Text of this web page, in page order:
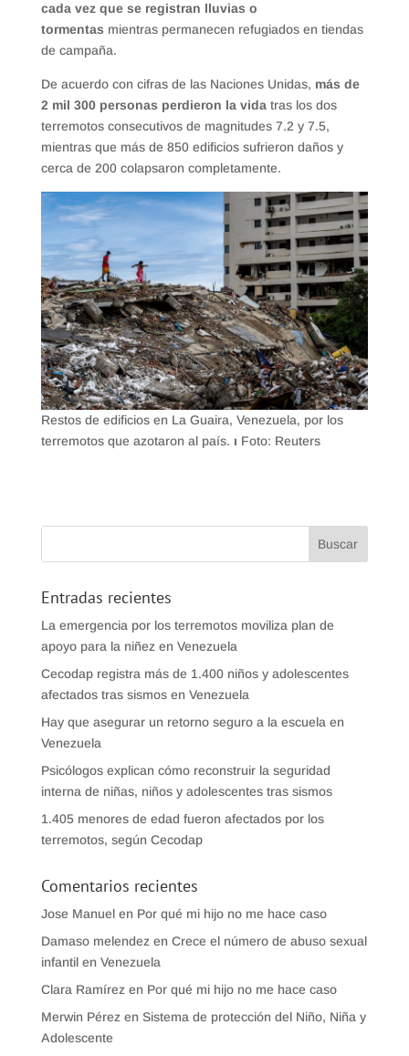
cada vez que se registran lluvias o
tormentas mientras permanecen refugiados en tiendas
de campaña.
De acuerdo con cifras de las Naciones Unidas, más de
2 mil 300 personas perdieron la vida tras los dos
terremotos consecutivos de magnitudes 7.2 y 7.5,
mientras que más de 850 edificios sufrieron daños y
cerca de 200 colapsaron completamente.
Restos de edificios en La Guaira, Venezuela, por los
terremotos que azotaron al país. ı Foto: Reuters
Entradas recientes
La emergencia por los terremotos moviliza plan de
apoyo para la niñez en Venezuela
Cecodap registra más de 1.400 niños y adolescentes
afectados tras sismos en Venezuela
Hay que asegurar un retorno seguro a la escuela en
Venezuela
Psicólogos explican cómo reconstruir la seguridad
interna de niñas, niños y adolescentes tras sismos
1.405 menores de edad fueron afectados por los
terremotos, según Cecodap
Comentarios recientes
Jose Manuelen Por qué mi hijo no me hace caso
Damaso melendez en Crece el número de abuso sexual
infantil en Venezuela
Clara Ramírez en Por qué mi hijo no me hace caso
Merwin Pérez en Sistema de protección del Niño, Niña y
Adolescente